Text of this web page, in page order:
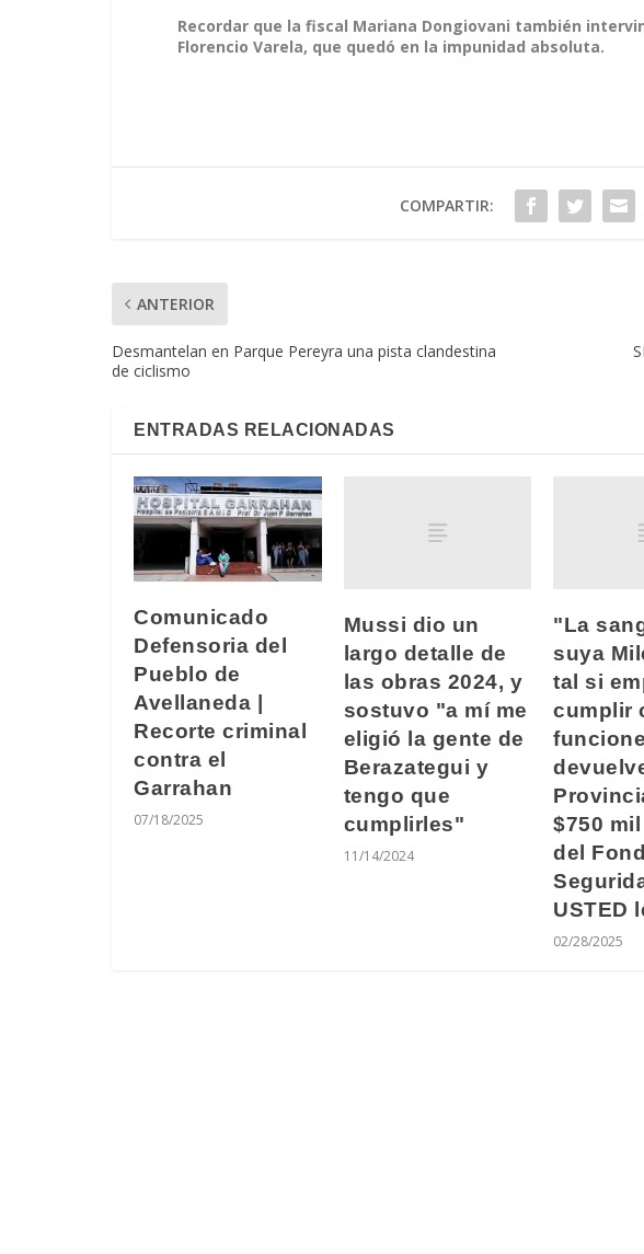
Recordar que la fiscal Mariana Dongiovani también
Florencio Varela, que quedó en la impunidad absoluta.
COMPARTIR:
ANTERIOR
Desmantelan en Parque Pereyra una pista clandestina
de ciclismo
ENTRADAS RELACIONADAS
Comunicado
Defensoria del
Pueblo de
Avellaneda |
Recorte criminal
contra el
Garrahan
07/18/2025
Mussi dio un
largo detalle de
las obras 2024, y
sostuvo "a mí me
eligió la gente de
Berazategui y
tengo que
cumplirles"
11/14/2024
"La
suya
tal si
cumplir
$750
del
USTED
02/28/2025